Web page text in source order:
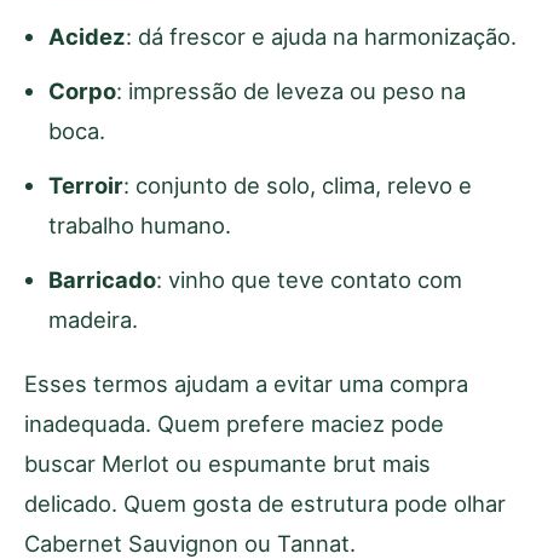
Acidez: dá frescor e ajuda na harmonização.
Corpo: impressão de leveza ou peso na
boca.
Terroir: conjunto de solo, clima, relevo e
trabalho humano.
Barricado: vinho que teve contato com
madeira.
Esses termos ajudam a evitar uma compra
inadequada. Quem prefere maciez pode
buscar Merlot ou espumante brut mais
delicado. Quem gosta de estrutura pode olhar
Cabernet Sauvignon ou Tannat.